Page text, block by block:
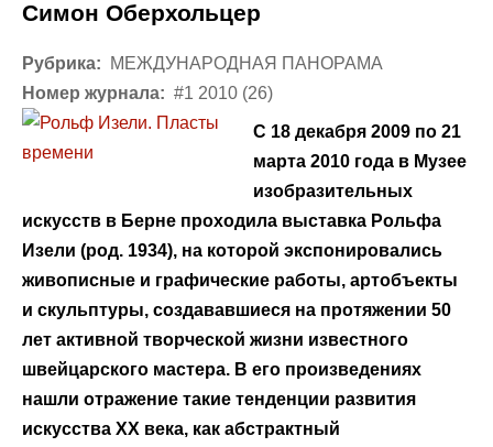
Симон Оберхольцер
Рубрика:
МЕЖДУНАРОДНАЯ ПАНОРАМА
Номер журнала: #1 2010 (26)
С 18 декабря 2009 по 21
марта 2010 года в Музее
изобразительных
искусств в Берне проходила выставка Рольфа
Изели (род. 1934), на которой экспонировались
живописные и графические работы, артобъекты
и скульптуры, создававшиеся на протяжении 50
лет активной творческой жизни известного
швейцарского мастера. В его произведениях
нашли отражение такие тенденции развития
искусства XX века, как абстрактный